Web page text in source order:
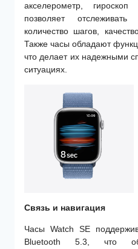
акселерометр,
позволяет
количество шагов,
Также часы обладают
что делает их надежными
ситуациях.
Связь и навигация
Часы Watch SE
Bluetooth 5.3, что